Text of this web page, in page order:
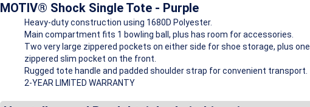
MOTIV® Shock Single Tote - Purple
Heavy-duty construction using 1680D Polyester.
Main compartment fits 1 bowling ball, plus has room for accessories.
Two very large zippered pockets on either side for shoe storage, plus one
zippered slim pocket on the front.
Rugged tote handle and padded shoulder strap for convenient transport.
2-YEAR LIMITED WARRANTY